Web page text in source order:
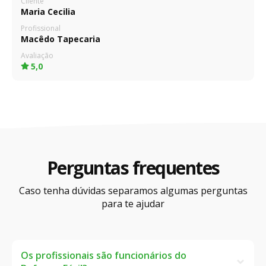
Maria Cecilia
Profissional
Macêdo Tapecaria
Avaliação
5,0
Perguntas frequentes
Caso tenha dúvidas separamos algumas perguntas
para te ajudar
Os profissionais são funcionários do